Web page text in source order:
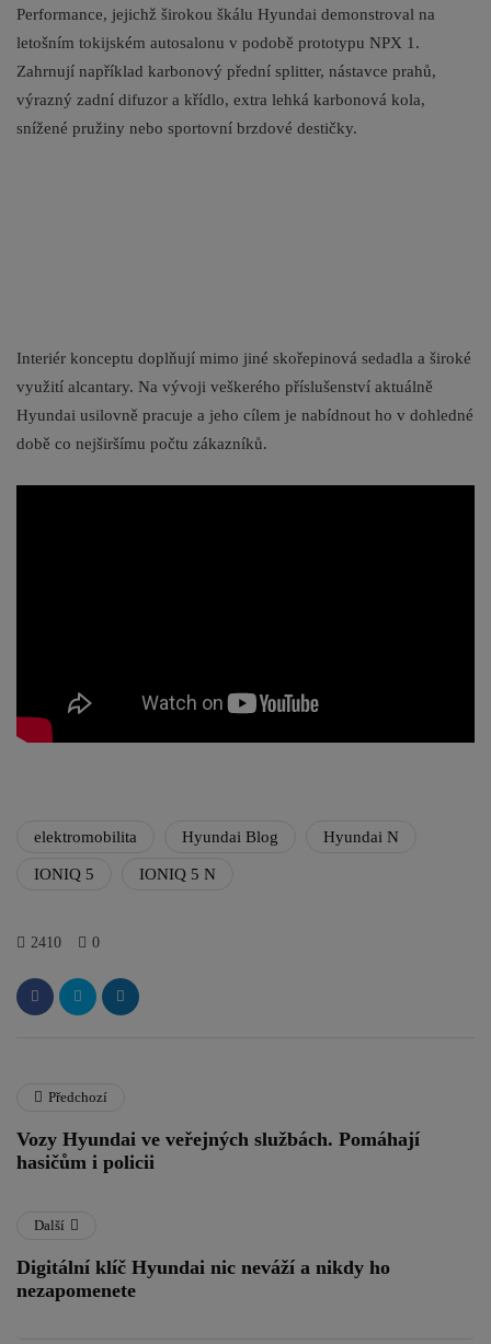
Performance, jejichž širokou škálu Hyundai demonstroval na
letošním tokijském autosalonu v podobě prototypu NPX 1.
Zahrnují například karbonový přední splitter, nástavce prahů,
výrazný zadní difuzor a křídlo, extra lehká karbonová kola,
snížené pružiny nebo sportovní brzdové destičky.
Interiér konceptu doplňují mimo jiné skořepinová sedadla a široké
využití alcantary. Na vývoji veškerého příslušenství aktuálně
Hyundai usilovně pracuje a jeho cílem je nabídnout ho v dohledné
době co nejširšímu počtu zákazníků.
elektromobilita Hyundai Blog Hyundai N
IONIQ 5 IONIQ 5 N
2410 0
Předchozí
Vozy Hyundai ve veřejných službách. Pomáhají
hasičům i policii
Další
Digitální klíč Hyundai nic neváží a nikdy ho
nezapomenete